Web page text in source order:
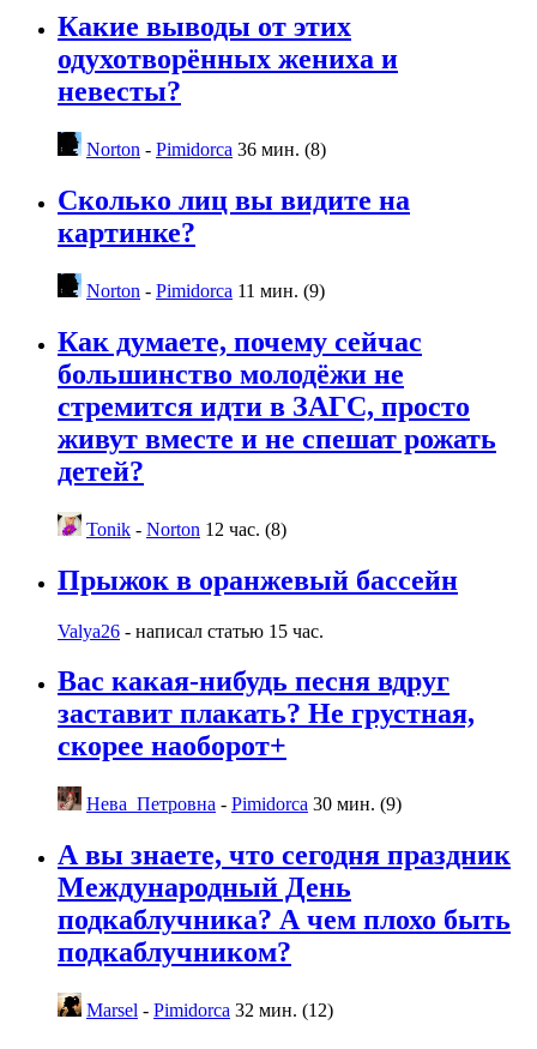
Какие выводы от этих
одухотворённых жениха и
невесты?
Norton - Pimidorca 36 мин. (8)
Сколько лиц вы видите на
картинке?
Norton - Pimidorca 11 мин. (9)
Как думаете, почему сейчас
большинство молодёжи не
стремится идти в ЗАГС, просто
живут вместе и не спешат рожать
детей?
Tonik - Norton 12 час. (8)
Прыжок в оранжевый бассейн
Valya26 - написал статью 15 час.
Вас какая-нибудь песня вдруг
заставит плакать? Не грустная,
скорее наоборот+
Нева_Петровна - Pimidorca 30 мин. (9)
А вы знаете, что сегодня праздник
Международный День
подкаблучника? А чем плохо быть
подкаблучником?
Marsel - Pimidorca 32 мин. (12)